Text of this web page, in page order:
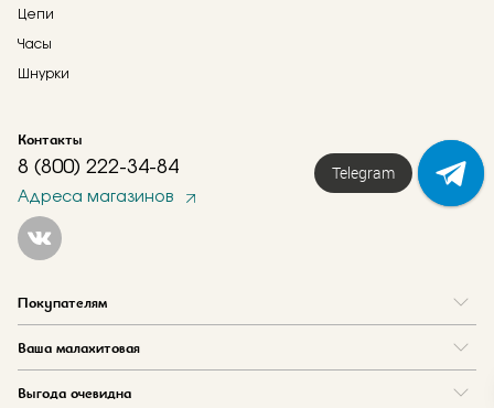
Цепи
Часы
Шнурки
Контакты
8 (800) 222-34-84
Адреса магазинов
Покупателям
Ваша малахитовая
Где купить
Выгода очевидна
Telegram